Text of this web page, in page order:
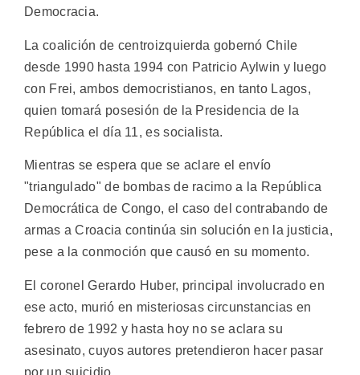
Democracia.
La coalición de centroizquierda gobernó Chile
desde 1990 hasta 1994 con Patricio Aylwin y luego
con Frei, ambos democristianos, en tanto Lagos,
quien tomará posesión de la Presidencia de la
República el día 11, es socialista.
Mientras se espera que se aclare el envío
"triangulado" de bombas de racimo a la República
Democrática de Congo, el caso del contrabando de
armas a Croacia continúa sin solución en la justicia,
pese a la conmoción que causó en su momento.
El coronel Gerardo Huber, principal involucrado en
ese acto, murió en misteriosas circunstancias en
febrero de 1992 y hasta hoy no se aclara su
asesinato, cuyos autores pretendieron hacer pasar
por un suicidio.